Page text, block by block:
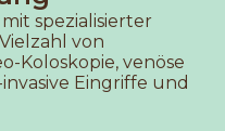
spezialisierter
von
Koloskopie, venöse
Eingriffe und